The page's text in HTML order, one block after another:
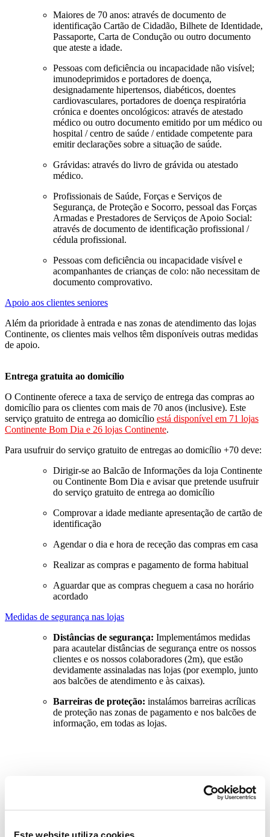
Este website utiliza cookies
Maiores de 70 anos: através de documento de
identificação Cartão de Cidadão, Bilhete de Identidade,
Passaporte, Carta de Condução ou outro documento
que ateste a idade.
Pessoas com deficiência ou incapacidade não visível;
imunodeprimidos e portadores de doença,
designadamente hipertensos, diabéticos, doentes
cardiovasculares, portadores de doença respiratória
crónica e doentes oncológicos: através de atestado
médico ou outro documento emitido por um médico ou
hospital / centro de saúde / entidade competente para
emitir declarações sobre a situação de saúde.
Grávidas: através do livro de grávida ou atestado
médico.
Profissionais de Saúde, Forças e Serviços de
Segurança, de Proteção e Socorro, pessoal das Forças
Armadas e Prestadores de Serviços de Apoio Social:
através de documento de identificação profissional /
cédula profissional.
Pessoas com deficiência ou incapacidade visível e
acompanhantes de crianças de colo: não necessitam de
documento comprovativo.
Apoio aos clientes seniores
Além da prioridade à entrada e nas zonas de atendimento das lojas
Continente, os clientes mais velhos têm disponíveis outras medidas
de apoio.
Entrega gratuita ao domicílio
O Continente oferece a taxa de serviço de entrega das compras ao
domicílio para os clientes com mais de 70 anos (inclusive). Este
serviço gratuito de entrega ao domicílio está disponível em 71 lojas
Continente Bom Dia e 26 lojas Continente.
Para usufruir do serviço gratuito de entregas ao domicílio +70 deve:
Dirigir-se ao Balcão de Informações da loja Continente
ou Continente Bom Dia e avisar que pretende usufruir
do serviço gratuito de entrega ao domicílio
Comprovar a idade mediante apresentação de cartão de
identificação
Agendar o dia e hora de receção das compras em casa
Realizar as compras e pagamento de forma habitual
Aguardar que as compras cheguem a casa no horário
acordado
Medidas de segurança nas lojas
Distâncias de segurança: Implementámos medidas
para acautelar distâncias de segurança entre os nossos
clientes e os nossos colaboradores (2m), que estão
devidamente assinaladas nas lojas (por exemplo, junto
aos balcões de atendimento e às caixas).
Barreiras de proteção: instalámos barreiras acrílicas
de proteção nas zonas de pagamento e nos balcões de
informação, em todas as lojas.